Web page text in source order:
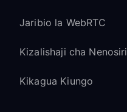
Jaribio la WebRTC
Kizalishaji cha Nenosiri
Kikagua Kiungo